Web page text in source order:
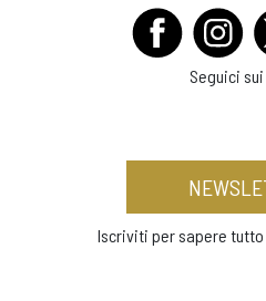
Seguici
Iscriviti per sapere